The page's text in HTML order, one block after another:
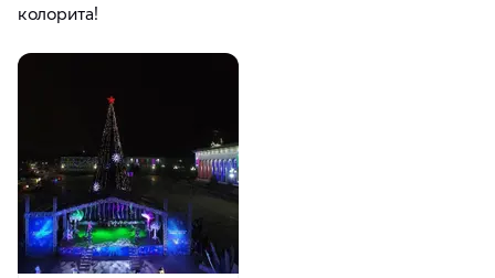
колорита!